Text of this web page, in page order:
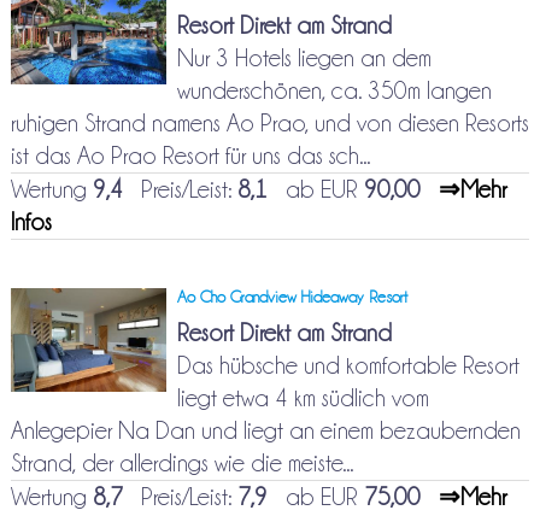
Resort Direkt am Strand
Nur 3 Hotels liegen an dem
wunderschönen, ca. 350m langen
ruhigen Strand namens Ao Prao, und von diesen Resorts
ist das Ao Prao Resort für uns das sch...
Wertung 9,4Preis/Leist: 8,1 ab EUR 90,00
⇒Mehr
Infos
Ao Cho Grandview Hideaway Resort
Resort Direkt am Strand
Das hübsche und komfortable Resort
liegt etwa 4 km südlich vom
Anlegepier Na Dan und liegt an einem bezaubernden
Strand, der allerdings wie die meiste...
Wertung 8,7Preis/Leist: 7,9 ab EUR 75,00
⇒Mehr